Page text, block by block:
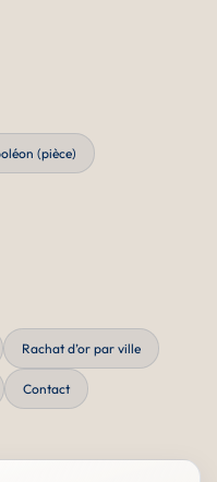
(pièce)
Rachat d’or par ville
Contact